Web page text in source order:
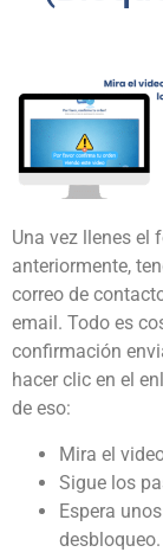
Una vez llenes el
anteriormente,
correo de
email. Todo es
confirmación
hacer clic en el
de eso:
Mira el
Sigue los
Espera
desbloqueo.